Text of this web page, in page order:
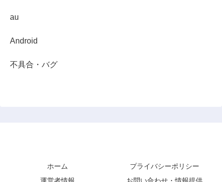
au
Android
不具合・バグ
ホーム
プライバシーポリシー